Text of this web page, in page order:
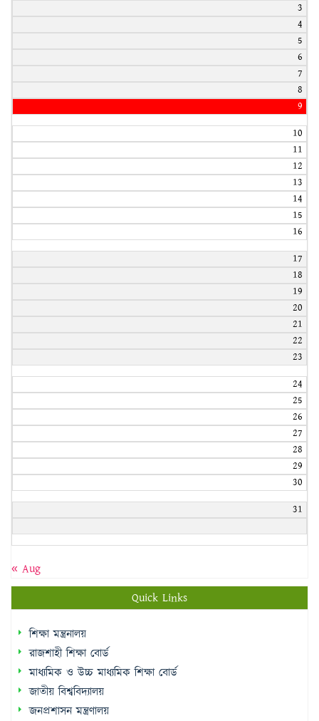
3
4
5
6
7
8
9
10
11
12
13
14
15
16
17
18
19
20
21
22
23
24
25
26
27
28
29
30
31
« Aug
Quick Links
শিক্ষা মন্ত্রনালয়
রাজশাহী শিক্ষা বোর্ড
মাধ্যমিক ও উচ্চ মাধ্যমিক শিক্ষা বোর্ড
জাতীয় বিশ্ববিদ্যালয়
জনপ্রশাসন মন্ত্রণালয়